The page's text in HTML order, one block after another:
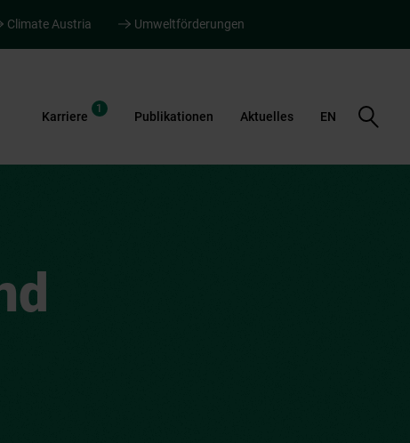
Climate Austria Umweltförderungen
Karriere
1
Publikationen Aktuelles EN
Suche
öffnen